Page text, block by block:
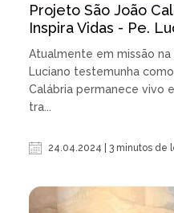
Projeto São João
Inspira Vidas - Pe.
Atualmente em missão na
Luciano testemunha
Calábria permanece vivo
tra...
24.04.2024 | 3 minutos de